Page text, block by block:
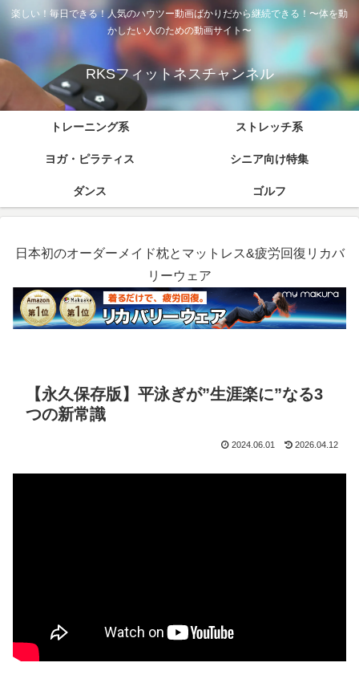
楽しい！毎日できる！人気のハウツー動画ばかりだから継続できる！〜体を動
かしたい人のための動画サイト〜
RKSフィットネスチャンネル
トレーニング系 ストレッチ系
ヨガ・ピラティス シニア向け特集
ダンス ゴルフ
日本初のオーダーメイド枕とマットレス&疲労回復リカバ
リーウェア
【永久保存版】平泳ぎが”生涯楽に”なる3
つの新常識
2024.06.01 2026.04.12